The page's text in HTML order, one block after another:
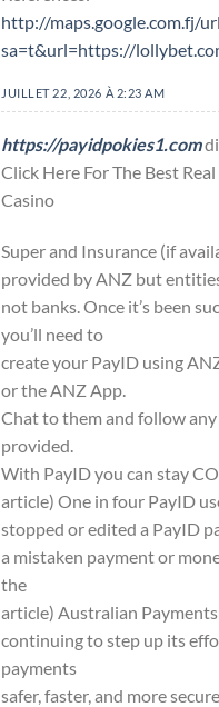
http://maps.google.com.fj/
sa=t&url=https://
JUILLET 22, 2026 À 2:23 AM
https://payidpokies1.com
Click Here For The Best
Casino
Super and Insurance (if
provided by ANZ but
not banks. Once it’s been
you’ll need to
create your PayID using
or the ANZ App.
Chat to them and follow
provided.
With PayID you can stay
article) One in four PayID
stopped or edited a PayID
a mistaken payment or
the
article) Australian
continuing to step up its
payments
safer, faster, and more